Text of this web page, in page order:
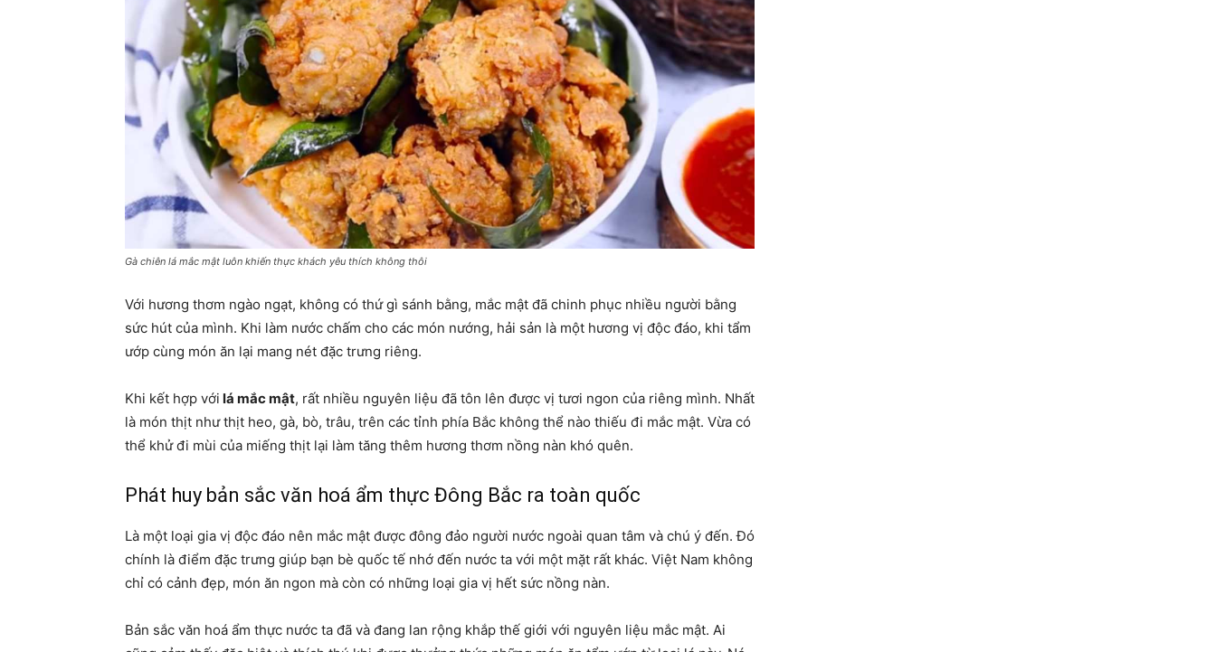
Gà chiên lá mắc mật luôn khiến thực khách yêu thích không thôi
Với hương thơm ngào ngạt, không có thứ gì sánh bằng, mắc mật đã chinh phục nhiều người bằng
sức hút của mình. Khi làm nước chấm cho các món nướng, hải sản là một hương vị độc đáo, khi tẩm
ướp cùng món ăn lại mang nét đặc trưng riêng.
Khi kết hợp với lá mắc mật, rất nhiều nguyên liệu đã tôn lên được vị tươi ngon của riêng mình. Nhất
là món thịt như thịt heo, gà, bò, trâu, trên các tỉnh phía Bắc không thể nào thiếu đi mắc mật. Vừa có
thể khử đi mùi của miếng thịt lại làm tăng thêm hương thơm nồng nàn khó quên.
Phát huy bản sắc văn hoá ẩm thực Đông Bắc ra toàn quốc
Là một loại gia vị độc đáo nên mắc mật được đông đảo người nước ngoài quan tâm và chú ý đến. Đó
chính là điểm đặc trưng giúp bạn bè quốc tế nhớ đến nước ta với một mặt rất khác. Việt Nam không
chỉ có cảnh đẹp, món ăn ngon mà còn có những loại gia vị hết sức nồng nàn.
Bản sắc văn hoá ẩm thực nước ta đã và đang lan rộng khắp thế giới với nguyên liệu mắc mật. Ai